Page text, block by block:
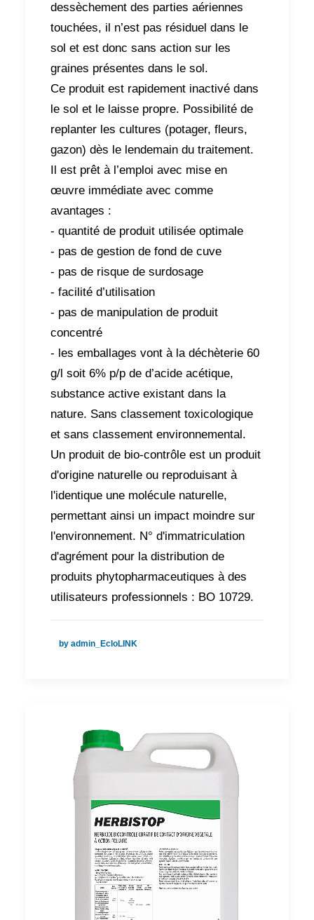
dessèchement des parties aériennes
touchées, il n’est pas résiduel dans le
sol et est donc sans action sur les
graines présentes dans le sol.
Ce produit est rapidement inactivé dans
le sol et le laisse propre. Possibilité de
replanter les cultures (potager, fleurs,
gazon) dès le lendemain du traitement.
Il est prêt à l’emploi avec mise en
œuvre immédiate avec comme
avantages :
- quantité de produit utilisée optimale
- pas de gestion de fond de cuve
- pas de risque de surdosage
- facilité d’utilisation
- pas de manipulation de produit
concentré
- les emballages vont à la déchèterie 60
g/l soit 6% p/p de d’acide acétique,
substance active existant dans la
nature. Sans classement toxicologique
et sans classement environnemental.
Un produit de bio-contrôle est un produit
d'origine naturelle ou reproduisant à
l'identique une molécule naturelle,
permettant ainsi un impact moindre sur
l'environnement. N° d'immatriculation
d'agrément pour la distribution de
produits phytopharmaceutiques à des
utilisateurs professionnels : BO 10729.
by admin_EcloLINK